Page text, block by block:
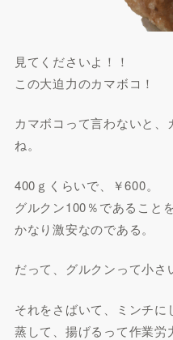
見てくださいよ！！
この大迫力のカマボコ！
カマボコって言わないと、
ね。
400ｇくらいで、￥600。
グルクン100％であること
かなり激安なのである。
だって、グルクンって小さ
それをさばいて、ミンチに
蒸して、揚げるって作業労